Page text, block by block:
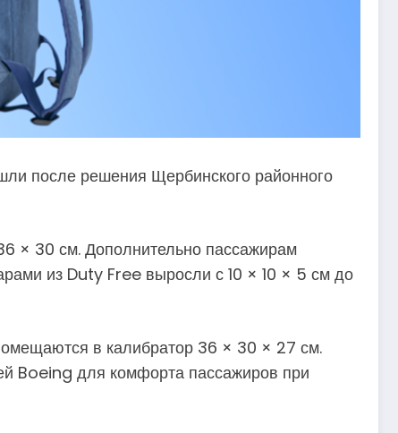
после решения Щербинского районного
× 30 см. Дополнительно пассажирам
из Duty Free выросли с 10 × 10 × 5 см до
в калибратор 36 × 30 × 27 см.
Boeing для комфорта пассажиров при